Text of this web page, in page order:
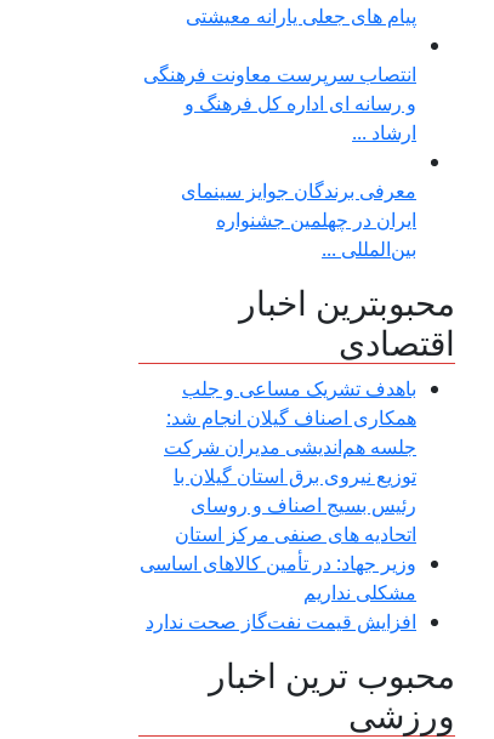
پیام های جعلی یارانه معیشتی
انتصاب سرپرست معاونت فرهنگی
و رسانه ای اداره کل فرهنگ و
ارشاد ...
معرفی برندگان جوایز سینمای
ایران در چهلمین جشنواره
بین‌المللی ...
محبوبترین اخبار
اقتصادی
باهدف تشریک مساعی و جلب
همکاری اصناف گیلان انجام شد:
جلسه هم‌اندیشی مدیران شركت
توزیع نیروی برق استان گیلان با
رئیس بسیج اصناف و روسای
اتحادیه های صنفی مركز استان
وزیر جهاد: در تأمین کالاهای اساسی
مشکلی نداریم
افزایش قیمت نفت‌گاز صحت ندارد
محبوب ترین اخبار
ورزشی